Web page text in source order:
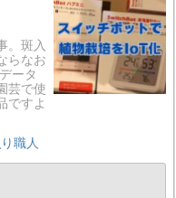
。斑入
らなお
ータ
芸で使
ですよ
職人